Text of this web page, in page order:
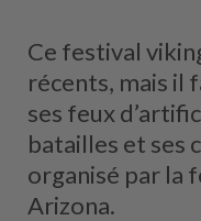
Ce festival
récents, mais il
ses feux
batailles et ses
organisé par la
Arizona.